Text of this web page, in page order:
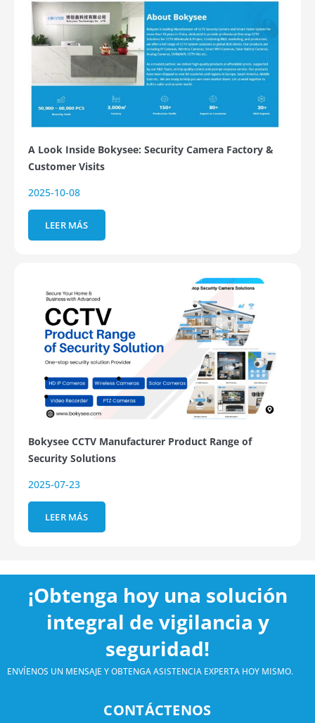
A Look Inside Bokysee: Security Camera Factory &
Customer Visits
2025-10-08
LEER MÁS
Bokysee CCTV Manufacturer Product Range of
Security Solutions
2025-07-23
LEER MÁS
¡Obtenga hoy una solución
integral de vigilancia y
seguridad!
ENVÍENOS UN MENSAJE Y OBTENGA ASISTENCIA EXPERTA HOY MISMO.
CONTÁCTENOS